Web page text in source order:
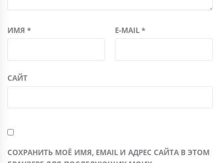
ИМЯ* E-MAIL*
САЙТ
СОХРАНИТЬ МОЁ ИМЯ, EMAIL И АДРЕС САЙТА В ЭТОМ